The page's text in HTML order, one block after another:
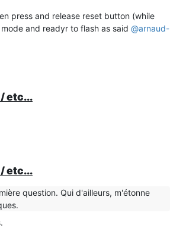
press and release reset button (while
and readyr to flash as said @arnaud-
etc...
etc...
question. Qui d'ailleurs, m'étonne